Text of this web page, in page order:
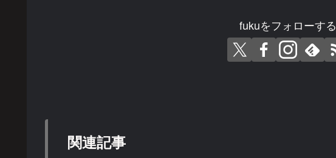
fukuをフォローする
関連記事